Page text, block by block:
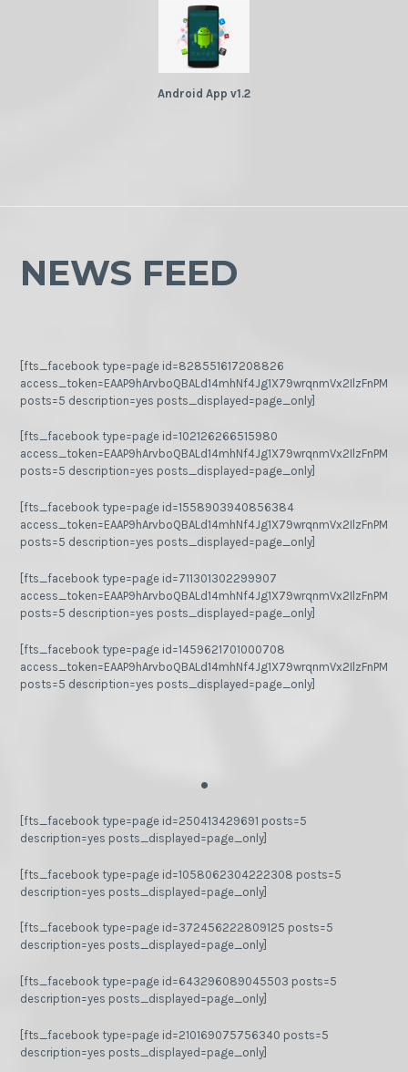
Android App v1.2
NEWS FEED
[fts_facebook type=page id=828551617208826
posts=5 description=yes posts_displayed=page_only]
[fts_facebook type=page id=102126266515980
posts=5 description=yes posts_displayed=page_only]
[fts_facebook type=page id=1558903940856384
posts=5 description=yes posts_displayed=page_only]
[fts_facebook type=page id=711301302299907
posts=5 description=yes posts_displayed=page_only]
[fts_facebook type=page id=1459621701000708
posts=5 description=yes posts_displayed=page_only]
.
[fts_facebook type=page id=250413429691 posts=5
description=yes posts_displayed=page_only]
[fts_facebook type=page id=1058062304222308 posts=5
description=yes posts_displayed=page_only]
[fts_facebook type=page id=372456222809125 posts=5
description=yes posts_displayed=page_only]
[fts_facebook type=page id=643296089045503 posts=5
description=yes posts_displayed=page_only]
[fts_facebook type=page id=210169075756340 posts=5
description=yes posts_displayed=page_only]